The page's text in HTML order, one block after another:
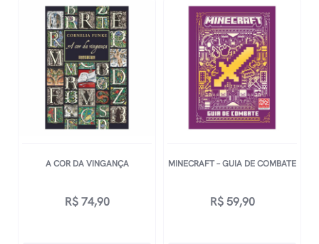
quantidade
A COR DA VINGANÇA
R$74,90
MINECRAFT – GUIA DE COMBATE
R$59,90